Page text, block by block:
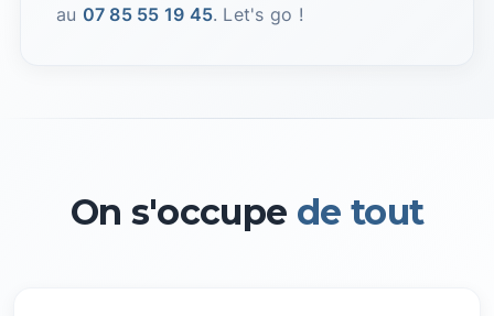
au 07 85 55 19 45. Let's go !
On s'occupe de tout